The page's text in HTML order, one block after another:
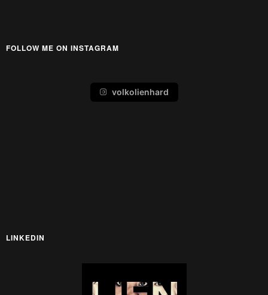
FOLLOW ME ON INSTAGRAM
volkolienhard
LINKEDIN